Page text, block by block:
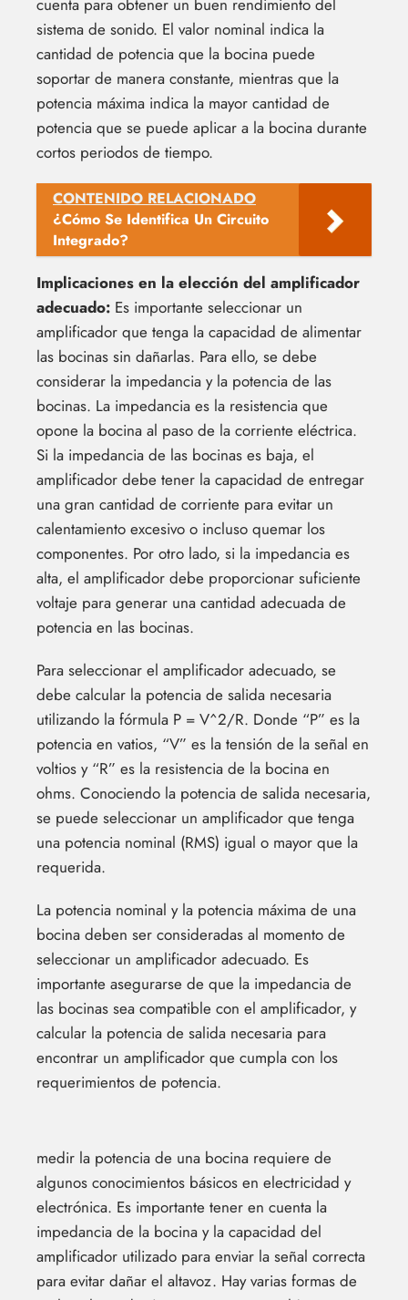
sistema de sonido. El valor nominal indica la
cantidad de potencia que la bocina puede
soportar de manera constante, mientras que la
potencia máxima indica la mayor cantidad de
potencia que se puede aplicar a la bocina durante
cortos periodos de tiempo.
CONTENIDO RELACIONADO
¿Cómo Se Identifica Un Circuito
Integrado?
Implicaciones en la elección del amplificador
adecuado: Es importante seleccionar un
amplificador que tenga la capacidad de alimentar
las bocinas sin dañarlas. Para ello, se debe
considerar la impedancia y la potencia de las
bocinas. La impedancia es la resistencia que
opone la bocina al paso de la corriente eléctrica.
Si la impedancia de las bocinas es baja, el
amplificador debe tener la capacidad de entregar
una gran cantidad de corriente para evitar un
calentamiento excesivo o incluso quemar los
componentes. Por otro lado, si la impedancia es
alta, el amplificador debe proporcionar suficiente
voltaje para generar una cantidad adecuada de
potencia en las bocinas.
Para seleccionar el amplificador adecuado, se
debe calcular la potencia de salida necesaria
utilizando la fórmula P = V^2/R. Donde “P” es la
potencia en vatios, “V” es la tensión de la señal en
voltios y “R” es la resistencia de la bocina en
ohms. Conociendo la potencia de salida necesaria,
se puede seleccionar un amplificador que tenga
una potencia nominal (RMS) igual o mayor que la
requerida.
La potencia nominal y la potencia máxima de una
bocina deben ser consideradas al momento de
seleccionar un amplificador adecuado. Es
importante asegurarse de que la impedancia de
las bocinas sea compatible con el amplificador, y
calcular la potencia de salida necesaria para
encontrar un amplificador que cumpla con los
requerimientos de potencia.
medir la potencia de una bocina requiere de
algunos conocimientos básicos en electricidad y
electrónica. Es importante tener en cuenta la
impedancia de la bocina y la capacidad del
amplificador utilizado para enviar la señal correcta
para evitar dañar el altavoz. Hay varias formas de